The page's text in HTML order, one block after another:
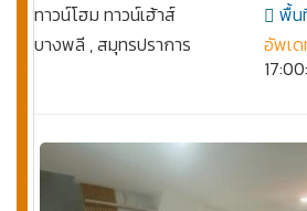
ทาวน์โฮม ทาวน์เฮ้าส์
บางพลี , สมุทรปราการ
พื้น
อัพเ